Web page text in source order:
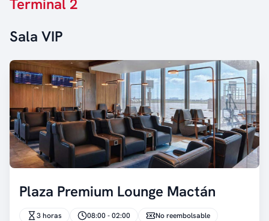
Terminal 2
Sala VIP
Plaza Premium Lounge Mactán
3 horas 08:00 - 02:00 No reembolsable